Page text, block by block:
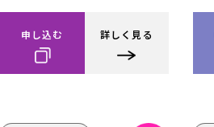
申し込む 詳しく見る